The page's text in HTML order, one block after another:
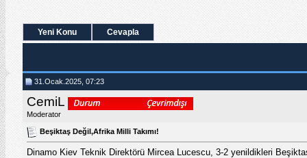
Yeni Konu Cevapla
31.Ocak.2025, 07:23
CemiL
Moderator
Beşiktaş Değil,Afrika Milli Takımı!
Dinamo Kiev Teknik Direktörü Mircea Lucescu, 3-2 yenildikleri